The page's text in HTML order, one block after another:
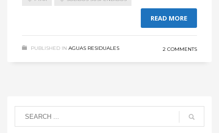
READ MORE
PUBLISHED IN AGUAS RESIDUALES 2 COMMENTS